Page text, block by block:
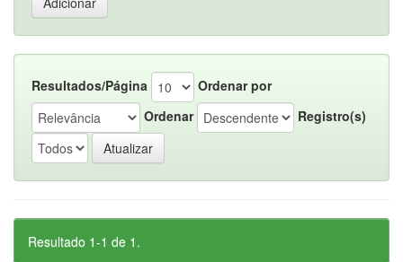
Resultados/Página
Ordenar por
Ordenar
Registro(s)
Resultado 1-1 de 1.